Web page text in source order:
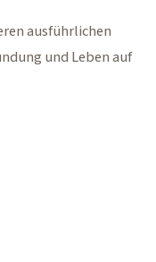
ausführlichen
und Leben auf